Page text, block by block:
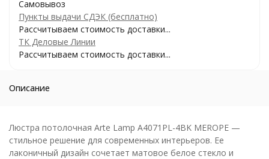
Самовывоз
Пункты выдачи СДЭК (бесплатно)
Рассчитываем стоимость доставки...
ТК Деловые Линии
Рассчитываем стоимость доставки...
Описание
Люстра потолочная Arte Lamp A4071PL-4BK MEROPE —
стильное решение для современных интерьеров. Ее
лаконичный дизайн сочетает матовое белое стекло и